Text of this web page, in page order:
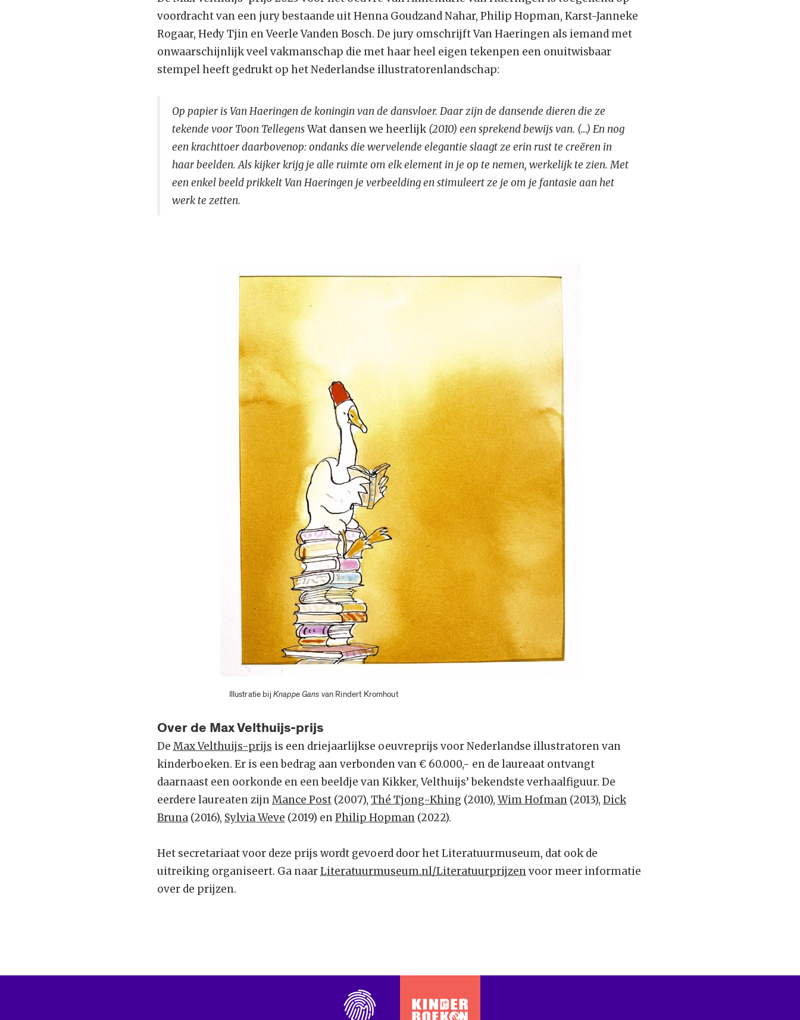
voordracht van een jury bestaande uit Henna Goudzand Nahar, Philip Hopman, Karst-Janneke
Rogaar, Hedy Tjin en Veerle Vanden Bosch. De jury omschrijft Van Haeringen als iemand met
onwaarschijnlijk veel vakmanschap die met haar heel eigen tekenpen een onuitwisbaar
stempel heeft gedrukt op het Nederlandse illustratorenlandschap:
Op papier is Van Haeringen de koningin van de dansvloer. Daar zijn de dansende dieren die ze
tekende voor Toon TellegensWat dansen we heerlijk(2010) een sprekend bewijs van. (…) En nog
een krachttoer daarbovenop: ondanks die wervelende elegantie slaagt ze erin rust te creëren in
haar beelden. Als kijker krijg je alle ruimte om elk element in je op te nemen, werkelijk te zien. Met
een enkel beeld prikkelt Van Haeringen je verbeelding en stimuleert ze je om je fantasie aan het
werk te zetten.
Illustratie bij Knappe Gans van Rindert Kromhout
Over de Max Velthuijs-prijs
De Max Velthuijs-prijs is een driejaarlijkse oeuvreprijs voor Nederlandse illustratoren van
kinderboeken. Er is een bedrag aan verbonden van € 60.000,- en de laureaat ontvangt
daarnaast een oorkonde en een beeldje van Kikker, Velthuijs’ bekendste verhaalfiguur. De
eerdere laureaten zijnMance Post(2007), Thé Tjong-Khing (2010), Wim Hofman(2013), Dick
Bruna(2016), Sylvia Weve (2019) enPhilip Hopman(2022).
Het secretariaat voor deze prijs wordt gevoerd door het Literatuurmuseum, dat ook de
uitreiking organiseert. Ga naarLiteratuurmuseum.nl/Literatuurprijzenvoor meer informatie
over de prijzen.